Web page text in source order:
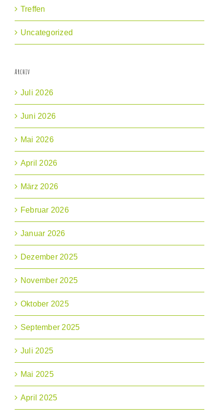
Treffen
Uncategorized
Archiv
Juli 2026
Juni 2026
Mai 2026
April 2026
März 2026
Februar 2026
Januar 2026
Dezember 2025
November 2025
Oktober 2025
September 2025
Juli 2025
Mai 2025
April 2025